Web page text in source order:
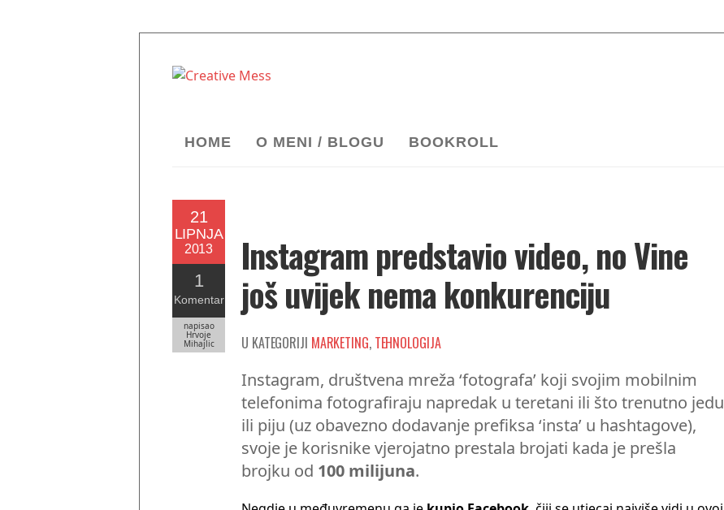
HOME O MENI / BLOGU BOOKROLL
21
LIPNJA
2013
1
Komentar
napisao
Hrvoje
Mihajlic
Instagram predstavio video, no Vine
još uvijek nema konkurenciju
U KATEGORIJI MARKETING, TEHNOLOGIJA
Instagram, društvena mreža ‘fotografa’ koji svojim mobilnim
telefonima fotografiraju napredak u teretani ili što trenutno jedu
ili piju (uz obavezno dodavanje prefiksa ‘insta’ u hashtagove),
svoje je korisnike vjerojatno prestala brojati kada je prešla
brojku od 100 milijuna.